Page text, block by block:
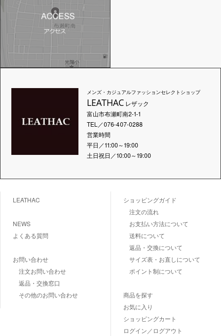
メンズ・カジュアルファッションセレクトショップ
LEATHACレザック
富山市布瀬町南2-1-1
TEL／076-407-0288
営業時間
平日／11:00～19:00
土日祝日／10:00～19:00
LEATHAC
NEWS
よくある質問
お問い合わせ
注文お問い合わせ
返品・交換窓口
その他のお問い合わせ
ショッピングガイド
注文の流れ
お支払い方法について
送料について
返品・交換について
サイズ表・お直しについて
ポイント制について
商品を探す
お気に入り
ショッピングカート
ログイン／ログアウト